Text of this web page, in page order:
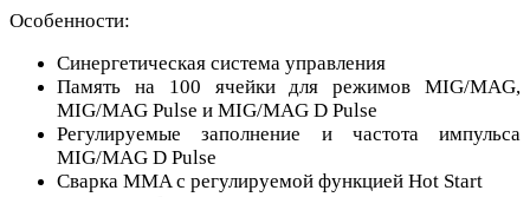
Особенности:
Синергетическая система управления
Память на 100 ячейки для режимов MIG/MAG,
MIG/MAG Pulse и MIG/MAG D Pulse
Регулируемые заполнение и частота импульса
MIG/MAG D Pulse
Сварка MMA с регулируемой функцией Hot Start